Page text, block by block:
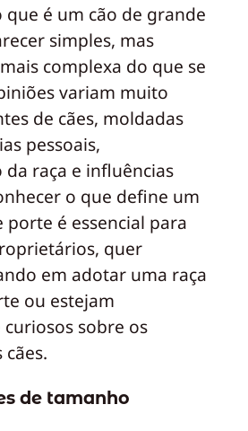
que é um cão de grande
simples, mas
complexa do que se
variam muito
de cães, moldadas
pessoais,
raça e influências
o que define um
porte é essencial para
quer
em adotar uma raça
ou estejam
sobre os
de tamanho